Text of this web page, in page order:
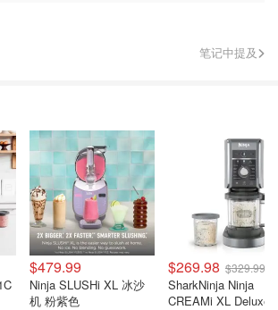
笔记中提及
$479.99
Ninja SLUSHi XL 冰沙
机 粉紫色
$269.98 $329.99
SharkNinja Ninja
CREAMi XL Deluxe